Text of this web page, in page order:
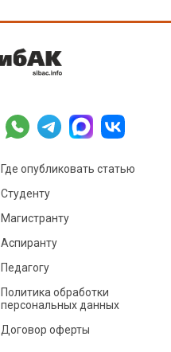
Где опубликовать статью
Студенту
Магистранту
Аспиранту
Педагогу
Политика обработки
персональных данных
Договор оферты